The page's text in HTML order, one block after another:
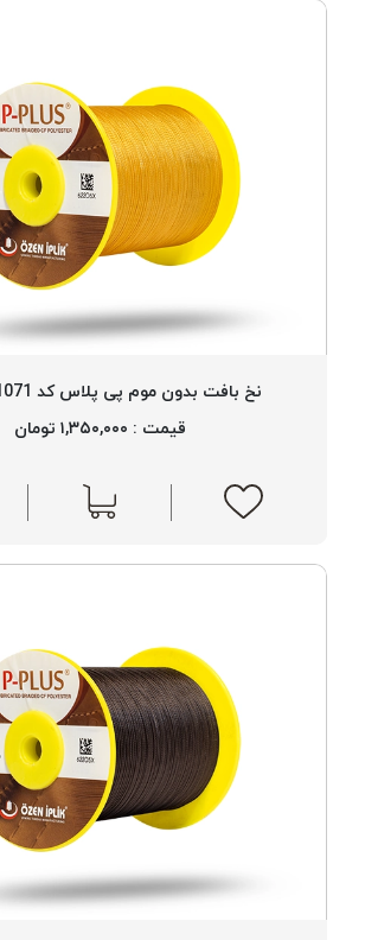
نخ بافت بدون موم پی پلاس کد 1071 PPLUS
قیمت : ۱,۳۵۰,۰۰۰ تومان